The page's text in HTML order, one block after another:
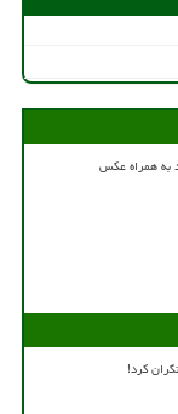
به همراه عکس
کرد!